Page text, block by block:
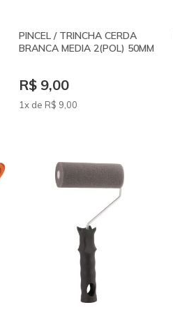
PINCEL / TRINCHA CERDA
BRANCA MEDIA 2(POL) 50MM
R$ 9,00
1x de R$ 9 ,00